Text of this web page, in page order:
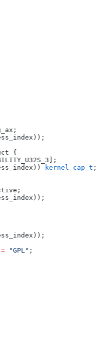
{
kernel_cap_t ;
= "GPL" ;